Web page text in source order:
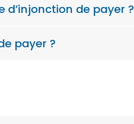
de payer ?
payer ?